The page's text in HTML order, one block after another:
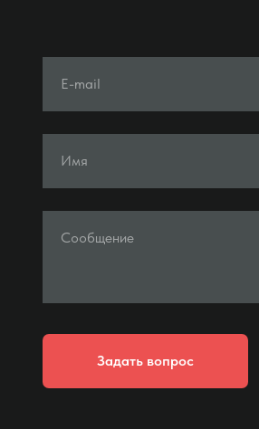
E-mail
Имя
Сообщение
Задать вопрос